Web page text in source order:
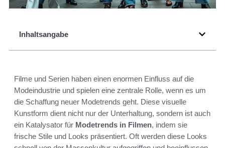
Inhaltsangabe
Filme und Serien haben einen enormen Einfluss auf die
Modeindustrie und spielen eine zentrale Rolle, wenn es um
die Schaffung neuer Modetrends geht. Diese visuelle
Kunstform dient nicht nur der Unterhaltung, sondern ist auch
ein Katalysator für Modetrends in Filmen, indem sie
frische Stile und Looks präsentiert. Oft werden diese Looks